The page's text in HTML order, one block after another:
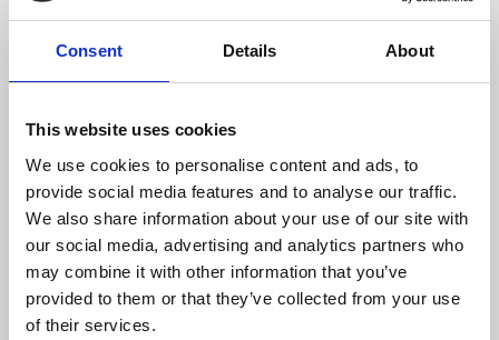
Consent Details About
This website uses cookies
We use cookies to personalise content and ads, to
provide social media features and to analyse our traffic.
We also share information about your use of our site with
our social media, advertising and analytics partners who
may combine it with other information that you’ve
provided to them or that they’ve collected from your use
of their services.
Συντελεστής Προσαύξησης Μη
Διασυνδεδεμένων Νήσων περιλαμβάνει την
εκτίμηση των απωλειών συστήματος ΜΔΝ η
οποία υπολογίζεται σε 14% (ΣΠ = 1,14)
Σταθερή τιμή: Η τιμή που έχει συμφωνηθεί με
τον πελάτη κατά τη διαδικασία της προσφοράς
προμήθειας ΗΕ
Η ΜΤΑ που θα υπεισέρχεται στους υπολογισμούς
για την τιμολόγηση των καταναλώσεων κάθε μήνα